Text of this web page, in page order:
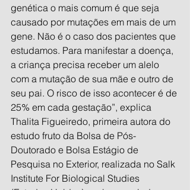
genética o mais comum é que seja
causado por mutações em mais de um
gene. Não é o caso dos pacientes que
estudamos. Para manifestar a doença,
a criança precisa receber um alelo
com a mutação de sua mãe e outro de
seu pai. O risco de isso acontecer é de
25% em cada gestação”, explica
Thalita Figueiredo, primeira autora do
estudo fruto da Bolsa de Pós-
Doutorado e Bolsa Estágio de
Pesquisa no Exterior, realizada no Salk
Institute For Biological Studies